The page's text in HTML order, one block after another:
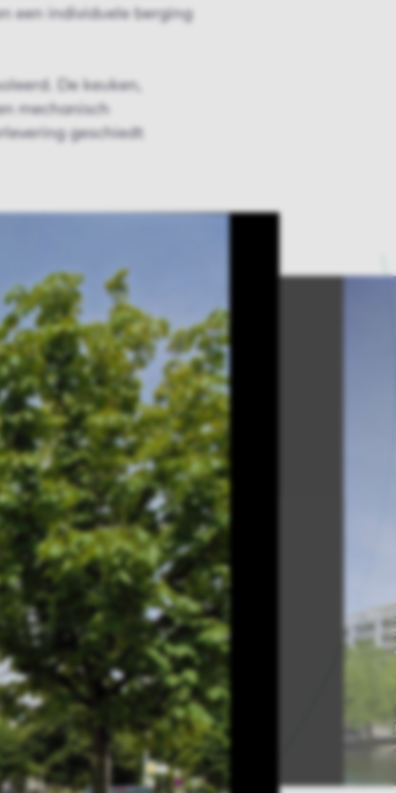
een individuele berging
De keuken,
mechanisch
geschiedt